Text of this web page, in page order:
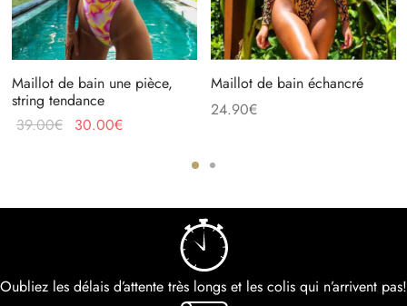
Maillot de bain une pièce,
string tendance
39.00€ 30.00€
Maillot de bain échancré
24.90€
Oubliez les délais d’attente très longs et les colis qui n’arrivent pas!